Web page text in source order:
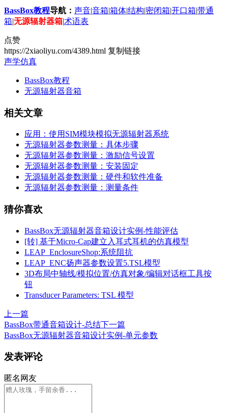
BassBox教程导航： 声音|音箱|箱体|结构|密闭箱|开口箱|带通
箱|无源辐射器箱|术语表
点赞
https://2xiaoliyu.com/4389.html 复制链接
声学仿真
BassBox教程
无源辐射器音箱
相关文章
应用：使用SIM模块模拟无源辐射器系统
无源辐射器参数测量：具体步骤
无源辐射器参数测量：激励信号设置
无源辐射器参数测量：安装固定
无源辐射器参数测量：硬件和软件准备
无源辐射器参数测量：测量条件
猜你喜欢
BassBox无源辐射器音箱设计实例-性能评估
[转] 基于Micro-Cap建立入耳式耳机的仿真模型
LEAP_EnclosureShop:系统阻抗
LEAP_ENC扬声器参数设置5.TSL模型
3D布局中轴线/模拟位置/仿真对象/编辑对话框工具按
钮
Transducer Parameters: TSL 模型
上一篇
BassBox带通音箱设计-总结下一篇
BassBox无源辐射器音箱设计实例-单元参数
发表评论
匿名网友